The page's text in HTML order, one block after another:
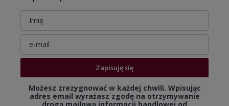
Zapisuję się
Możesz zrezygnować w każdej chwili. Wpisując
adres email wyrażasz zgodę na otrzymywanie